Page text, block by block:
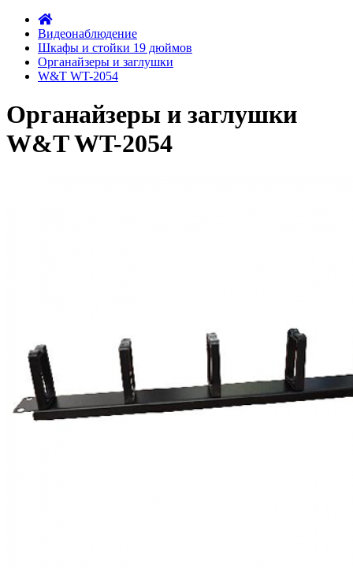
Видеонаблюдение
Шкафы и стойки 19 дюймов
Органайзеры и заглушки
W&T WT-2054
Органайзеры и заглушки
W&T WT-2054